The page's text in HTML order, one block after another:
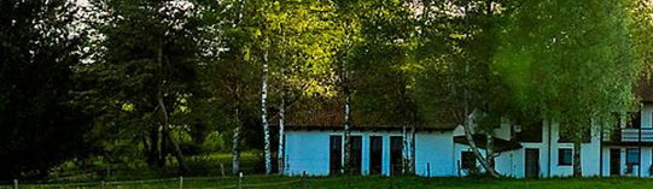
Bewusstheit gibt uns
Moshé Feldenkrais